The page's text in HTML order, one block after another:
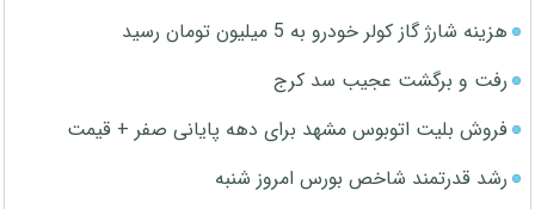
هزینه شارژ گاز کولر خودرو به 5 میلیون تومان رسید
رفت و برگشت عجیب سد کرج
فروش بلیت اتوبوس مشهد برای دهه پایانی صفر + قیمت
رشد قدرتمند شاخص بورس امروز شنبه